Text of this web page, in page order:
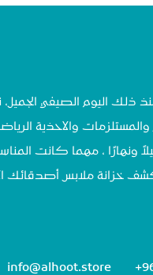
في مايو ٢٠٢٠ ، ومنذ ذلك اليوم
والاحذية
ونهارًا ، مهما كانت
خزانة ملابس أصدقائك
info@alhoot.store